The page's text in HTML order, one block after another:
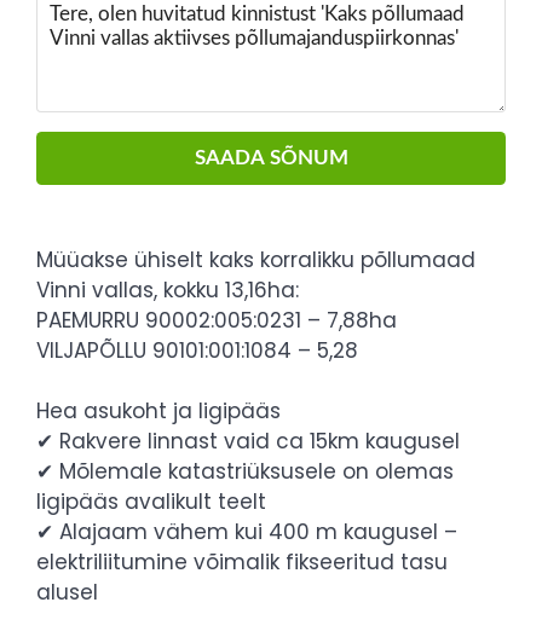
SAADA SÕNUM
Müüakse ühiselt kaks korralikku põllumaad
Vinni vallas, kokku 13,16ha:
PAEMURRU 90002:005:0231 – 7,88ha
VILJAPÕLLU 90101:001:1084 – 5,28
Hea asukoht ja ligipääs
✔ Rakvere linnast vaid ca 15km kaugusel
✔ Mõlemale katastriüksusele on olemas
ligipääs avalikult teelt
✔ Alajaam vähem kui 400 m kaugusel –
elektriliitumine võimalik fikseeritud tasu
alusel